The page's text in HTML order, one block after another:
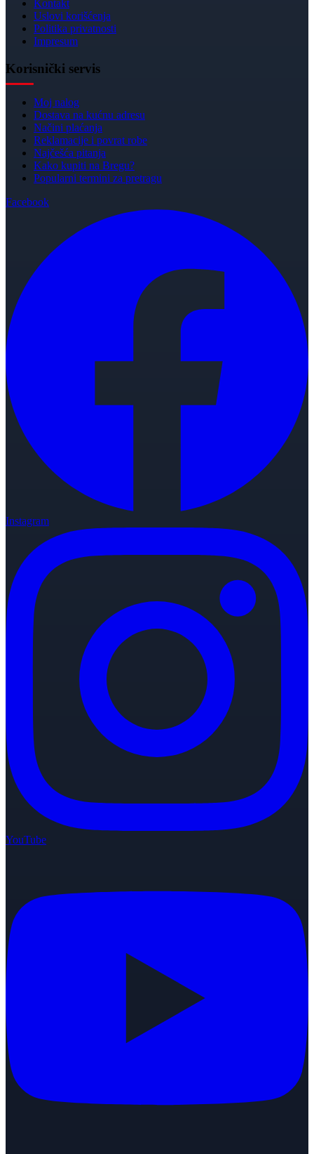
Kontakt
Uslovi korišćenja
Politika privatnosti
Impresum
Korisnički servis
Moj nalog
Dostava na kućnu adresu
Načini plaćanja
Reklamacije i povrat robe
Najčešća pitanja
Kako kupiti na Bregu?
Popularni termini za pretragu
Facebook
Instagram
YouTube